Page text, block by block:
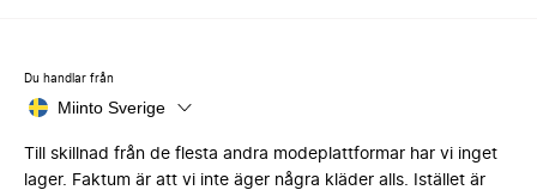
Du handlar från
Miinto Sverige
Till skillnad från de flesta andra modeplattformar har vi inget
lager. Faktum är att vi inte äger några kläder alls. Istället är